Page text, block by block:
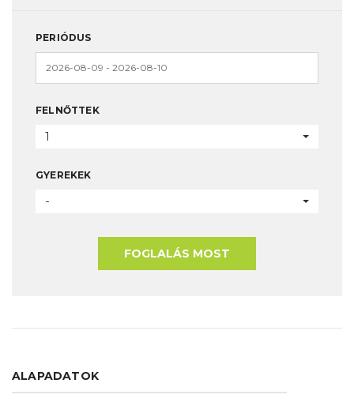
PERIÓDUS
FELNŐTTEK
1
GYEREKEK
-
FOGLALÁS MOST
ALAPADATOK